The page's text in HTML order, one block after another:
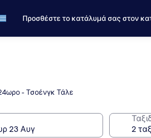
Προσθέστε το κατάλυμά σας στον
- Τσοένγκ Τάλε